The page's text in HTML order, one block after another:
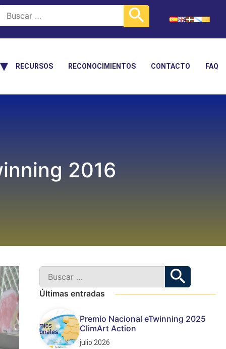
RECURSOS RECONOCIMIENTOS CONTACTO FAQ
2016
Últimas entradas
Premio Nacional eTwinning 2025
ClimArt Action
julio 2026